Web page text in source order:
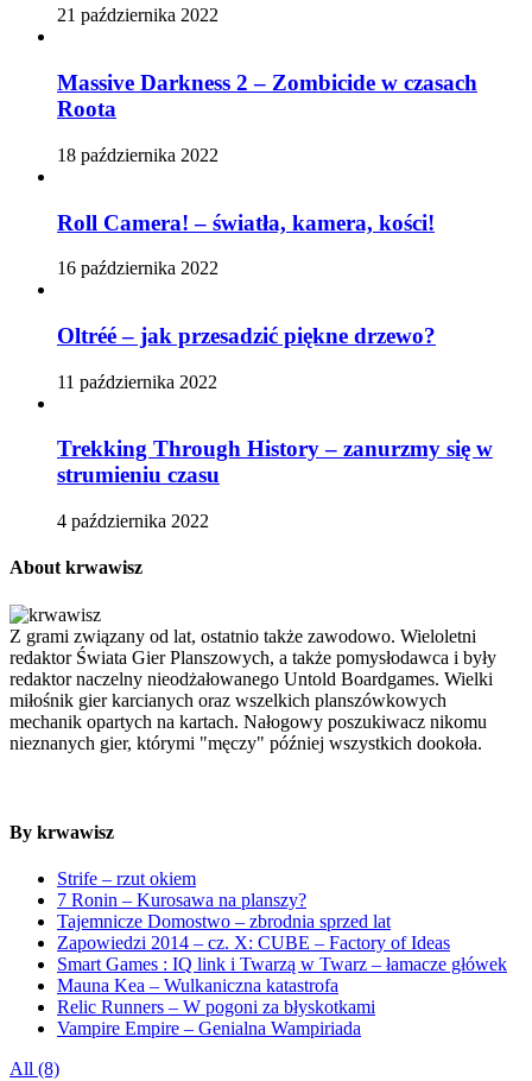
21 października 2022
Massive Darkness 2 – Zombicide w czasach
Roota
18 października 2022
Roll Camera! – światła, kamera, kości!
16 października 2022
Oltréé – jak przesadzić piękne drzewo?
11 października 2022
Trekking Through History – zanurzmy się w
strumieniu czasu
4 października 2022
About krwawisz
Z grami związany od lat, ostatnio także zawodowo. Wieloletni
redaktor Świata Gier Planszowych, a także pomysłodawca i były
redaktor naczelny nieodżałowanego Untold Boardgames. Wielki
miłośnik gier karcianych oraz wszelkich planszówkowych
mechanik opartych na kartach. Nałogowy poszukiwacz nikomu
nieznanych gier, którymi "męczy" później wszystkich dookoła.
By krwawisz
Strife – rzut okiem
7 Ronin – Kurosawa na planszy?
Tajemnicze Domostwo – zbrodnia sprzed lat
Zapowiedzi 2014 – cz. X: CUBE – Factory of Ideas
Smart Games : IQ link i Twarzą w Twarz – łamacze główek
Mauna Kea – Wulkaniczna katastrofa
Relic Runners – W pogoni za błyskotkami
Vampire Empire – Genialna Wampiriada
All (8)